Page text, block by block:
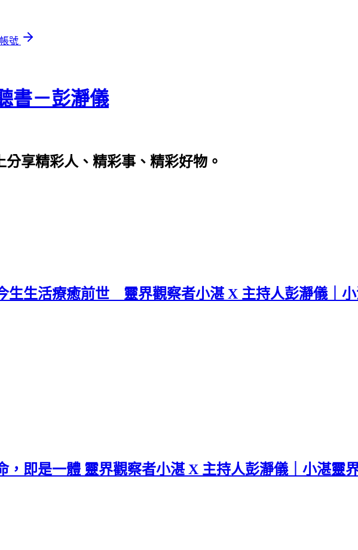
號
書－彭瀞儀
享精彩人、精彩事、精彩好物。
生生活療癒前世 靈界觀察者小湛 X 主持人彭瀞儀｜
，即是一體 靈界觀察者小湛 X 主持人彭瀞儀｜小湛靈